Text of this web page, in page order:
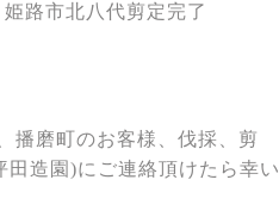
姫路市北八代剪定完了
播磨町のお客様、伐採、剪
造園)にご連絡頂けたら幸い